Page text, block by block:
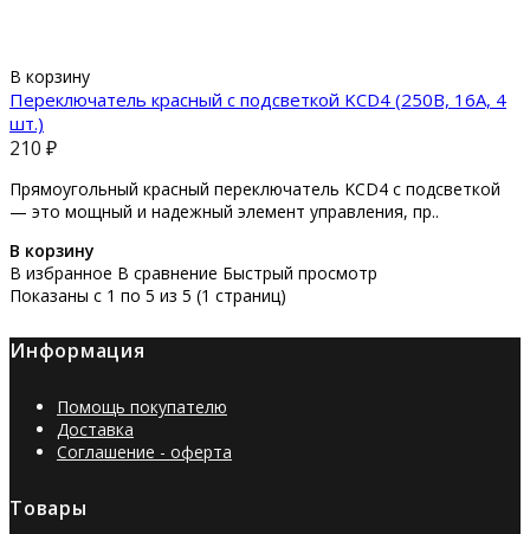
В корзину
Переключатель красный с подсветкой KCD4 (250В, 16А, 4
шт.)
210 ₽
Прямоугольный красный переключатель KCD4 с подсветкой
— это мощный и надежный элемент управления, пр..
В корзину
В избранное В сравнение Быстрый просмотр
Показаны с 1 по 5 из 5 (1 страниц)
Информация
Помощь покупателю
Доставка
Соглашение - оферта
Товары